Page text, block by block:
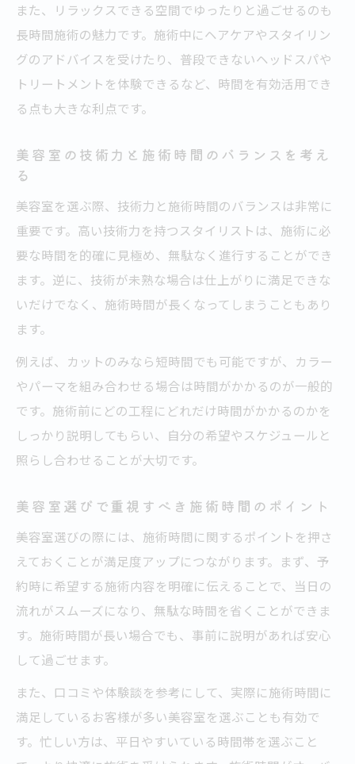
また、リラックスできる空間でゆったりと過ごせるのも
長時間施術の魅力です。施術中にヘアケアやスタイリン
グのアドバイスを受けたり、普段できないヘッドスパや
トリートメントを体験できるなど、時間を有効活用でき
る点も大きな利点です。
美容室の技術力と施術時間のバランスを考え
る
美容室を選ぶ際、技術力と施術時間のバランスは非常に
重要です。高い技術力を持つスタイリストは、施術に必
要な時間を的確に見極め、無駄なく進行することができ
ます。逆に、技術が未熟な場合は仕上がりに満足できな
いだけでなく、施術時間が長くなってしまうこともあり
ます。
例えば、カットのみなら短時間でも可能ですが、カラー
やパーマを組み合わせる場合は時間がかかるのが一般的
です。施術前にどの工程にどれだけ時間がかかるのかを
しっかり説明してもらい、自分の希望やスケジュールと
照らし合わせることが大切です。
美容室選びで重視すべき施術時間のポイント
美容室選びの際には、施術時間に関するポイントを押さ
えておくことが満足度アップにつながります。まず、予
約時に希望する施術内容を明確に伝えることで、当日の
流れがスムーズになり、無駄な時間を省くことができま
す。施術時間が長い場合でも、事前に説明があれば安心
して過ごせます。
また、口コミや体験談を参考にして、実際に施術時間に
満足しているお客様が多い美容室を選ぶことも有効で
す。忙しい方は、平日やすいている時間帯を選ぶこと